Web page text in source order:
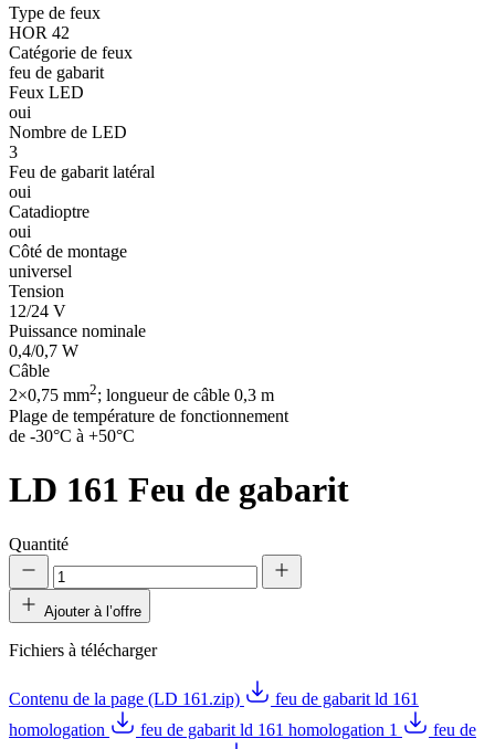
Type de feux
HOR 42
Catégorie de feux
feu de gabarit
Feux LED
oui
Nombre de LED
3
Feu de gabarit latéral
oui
Catadioptre
oui
Côté de montage
universel
Tension
12/24 V
Puissance nominale
0,4/0,7 W
Câble
2×0,75 mm2; longueur de câble 0,3 m
Plage de température de fonctionnement
de -30°C à +50°C
LD 161 Feu de gabarit
Quantité
Ajouter à l’offre
Fichiers à télécharger
Contenu de la page (LD 161.zip)
feu de gabarit ld 161
homologation
feu de gabarit ld 161 homologation 1
feu de